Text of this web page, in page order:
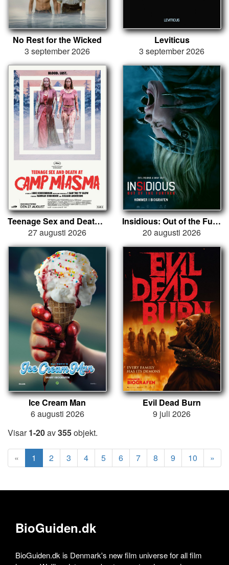
No Rest for the Wicked
3 september 2026
Leviticus
3 september 2026
Teenage Sex and Death at Camp Miasma
27 augusti 2026
Insidious: Out of the Further
20 augusti 2026
Ice Cream Man
6 augusti 2026
Evil Dead Burn
9 juli 2026
Visar1-20av355objekt.
« 1 2 3 4 5 6 7 8 9 10 »
BioGuiden.dk
BioGuiden.dk is Denmark's new film universe for all film